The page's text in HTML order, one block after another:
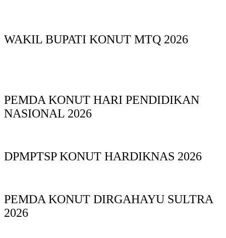
WAKIL BUPATI KONUT MTQ 2026
PEMDA KONUT HARI PENDIDIKAN
NASIONAL 2026
DPMPTSP KONUT HARDIKNAS 2026
PEMDA KONUT DIRGAHAYU SULTRA
2026